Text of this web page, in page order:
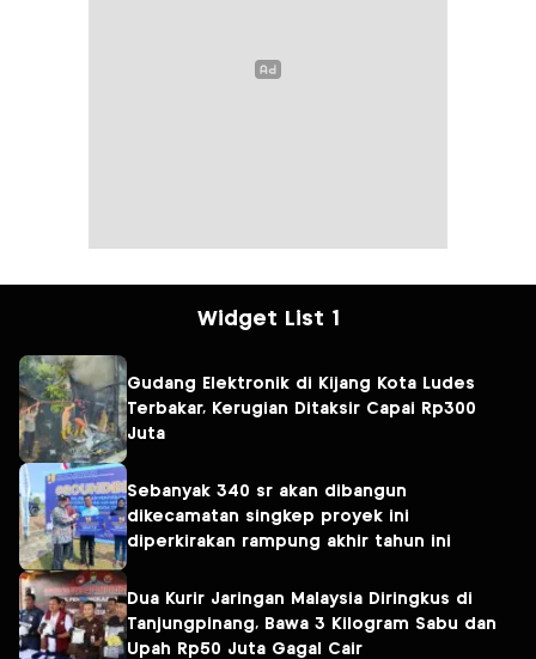
Widget List 1
Gudang Elektronik di Kijang Kota Ludes
Terbakar, Kerugian Ditaksir Capai Rp300
Juta
Sebanyak 340 sr akan dibangun
dikecamatan singkep proyek ini
diperkirakan rampung akhir tahun ini
Dua Kurir Jaringan Malaysia Diringkus di
Tanjungpinang, Bawa 3 Kilogram Sabu dan
Upah Rp50 Juta Gagal Cair